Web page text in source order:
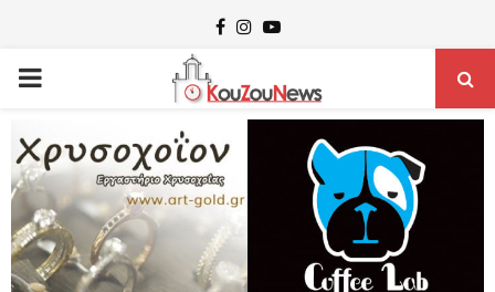
Facebook
Instagram
Youtube
PRIMARY
MENU